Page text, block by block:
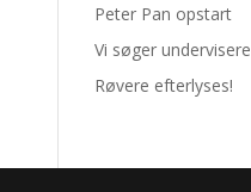
Peter Pan opstart
Vi søger undervisere
Røvere efterlyses!